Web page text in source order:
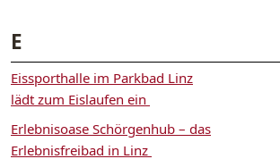
E
Eissporthalle im Parkbad Linz
lädt zum Eislaufen ein
Erlebnisoase Schörgenhub – das
Erlebnisfreibad in Linz